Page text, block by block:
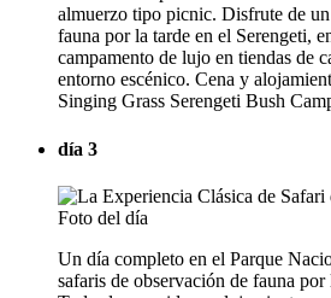
almuerzo tipo picnic. Disfrute de
fauna por la tarde en el Serengeti,
campamento de lujo en tiendas de
entorno escénico. Cena y
Singing Grass Serengeti Bush
día 3
Un día completo en el Parque
safaris de observación de fauna